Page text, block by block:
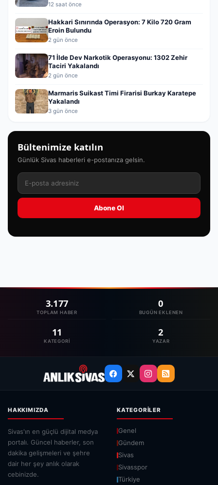
12 saat önce
Hakkari Sınırında Operasyon: 7 Kilo 720 Gram
Eroin Bulundu
2 gün önce
71 İlde Dev Narkotik Operasyonu: 1302 Zehir
Taciri Yakalandı
2 gün önce
Marmaris Suikast Timi Firarisi Burkay Karatepe
Yakalandı
3 gün önce
Bültenimize katılın
Günlük Sivas haberleri e-postanıza gelsin.
Abone Ol
3.177
TOPLAM HABER
0
BUGÜN EKLENEN
11
KATEGORI
2
YAZAR
HAKKIMIZDA
Sivas'ın en güçlü dijital medya
portalı. Güncel haberler, son
dakika gelişmeleri ve şehre
dair her şey anlık olarak
cebinizde.
KATEGORILER
Genel
Gündem
Sivas
Sivasspor
Türkiye